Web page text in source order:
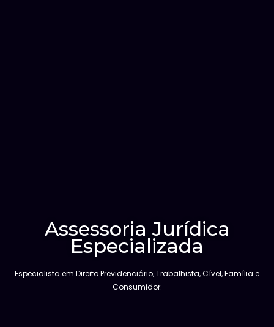
Assessoria Jurídica
Especializada
Especialista em Direito Previdenciário, Trabalhista, Cível, Família e
Consumidor.